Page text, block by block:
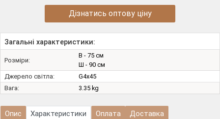
Дізнатись оптову ціну
Загальні характеристики:
Розміри:
В - 75 см
Ш - 90 см
Джерело світла:
G4х45
Вага:
3.35 kg
Опис Характеристики Оплата Доставка